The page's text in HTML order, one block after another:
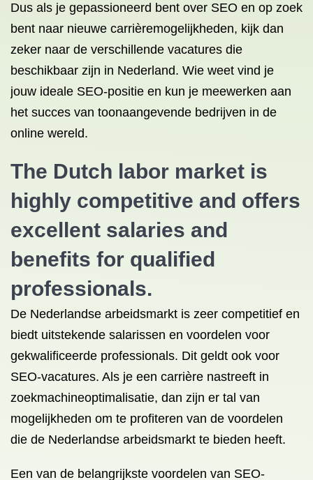
Dus als je gepassioneerd bent over SEO en op zoek
bent naar nieuwe carrièremogelijkheden, kijk dan
zeker naar de verschillende vacatures die
beschikbaar zijn in Nederland. Wie weet vind je
jouw ideale SEO-positie en kun je meewerken aan
het succes van toonaangevende bedrijven in de
online wereld.
The Dutch labor market is
highly competitive and offers
excellent salaries and
benefits for qualified
professionals.
De Nederlandse arbeidsmarkt is zeer competitief en
biedt uitstekende salarissen en voordelen voor
gekwalificeerde professionals. Dit geldt ook voor
SEO-vacatures. Als je een carrière nastreeft in
zoekmachineoptimalisatie, dan zijn er tal van
mogelijkheden om te profiteren van de voordelen
die de Nederlandse arbeidsmarkt te bieden heeft.
Een van de belangrijkste voordelen van SEO-